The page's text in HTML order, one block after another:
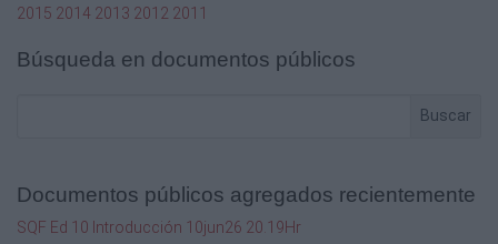
2015 2014 2013 2012 2011
Búsqueda en documentos públicos
Buscar
Documentos públicos agregados recientemente
SQF Ed 10 Introducción 10jun26 20.19Hr